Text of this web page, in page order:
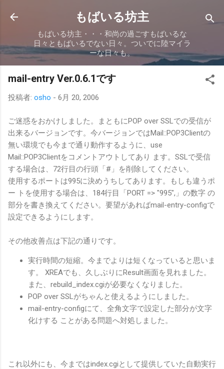
スキップしてメイン コンテンツに移動
もばいる坊主
もばいる坊主・・・和尚の過ごすもばいるな
日々ともばいるでない日々。ついでに陸マイラ
ーな日々も。
mail-entry Ver.0.6.1です
投稿者: osho - 6月 20, 2006
ご迷惑をおかけしました。まともにPOP over SSLでの受信が
出来るバージョンです。今バージョンではMail::POP3Clientの
無い環境でも今まで通り動作するように、use
Mail::POP3Clientをコメントアウトしてあり ます。SSLで受信
する場合は、72行目の行頭「#」を削除してください。
使用するポートは995に決めうちしてあります。もしも違うポ
ー トを使用する場合は、184行目「PORT => "995",」の数字 の
部分を書き換えてください。要望があればmail-entry-configで
設定できるようにします。
その他改善点は下記の通りです。
実行時間の短縮。今までよりは短くなっていると思いま
す。 XREAでも、久しぶりにResult画面を見れました。
また、rebuild_index.cgiが必要なくなりました。
POP over SSLがちゃんと使えるようにしました。
mail-entry-configにて、全角文字で設定した部分が文字
化けする ことがある問題へ対処しました。
これ以外にも、今まではindex.cgiとして提供していた自動実行